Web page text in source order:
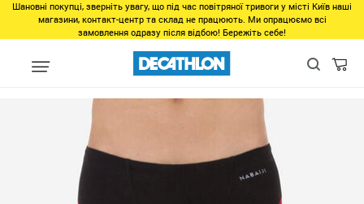
Шановні покупці, зверніть увагу, що під час повітряної тривоги у місті Київ наші
магазини, контакт-центр та склад не працюють. Ми опрацюємо всі
замовлення одразу після відбою! Бережіть себе!
Виды спорта Водные виды спорта Плавание в бассейне